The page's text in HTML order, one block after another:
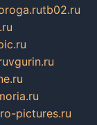
tb02.ru
vgurin.ru
pictures.ru